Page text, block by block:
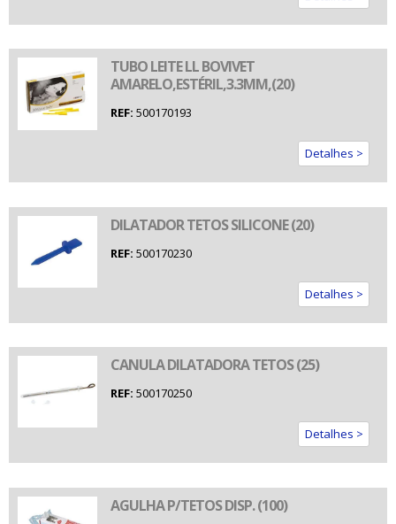
TUBO LEITE LL BOVIVET
AMARELO,ESTÉRIL,3.3MM,(20)
REF: 500170193
Detalhes >
DILATADOR TETOS SILICONE (20)
REF: 500170230
Detalhes >
CANULA DILATADORA TETOS (25)
REF: 500170250
Detalhes >
AGULHA P/TETOS DISP. (100)